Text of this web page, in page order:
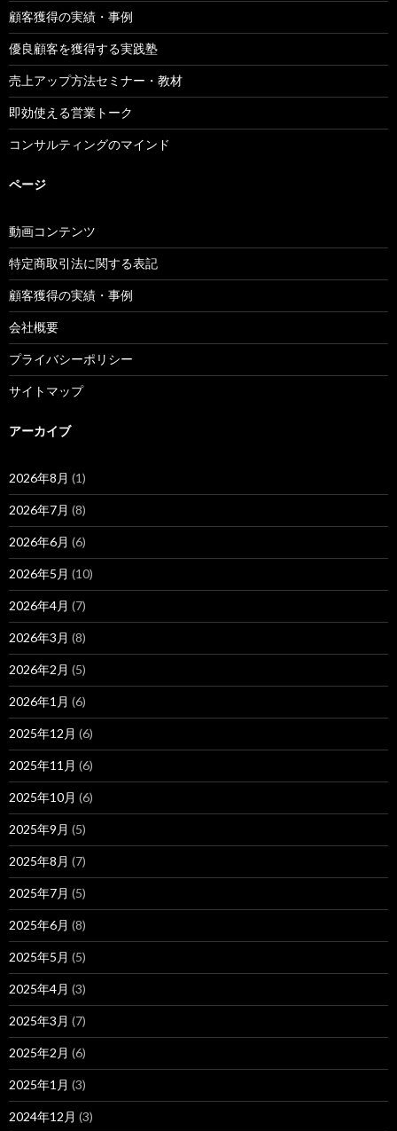
顧客獲得の実績・事例
優良顧客を獲得する実践塾
売上アップ方法セミナー・教材
即効使える営業トーク
コンサルティングのマインド
ページ
動画コンテンツ
特定商取引法に関する表記
顧客獲得の実績・事例
会社概要
プライバシーポリシー
サイトマップ
アーカイブ
2026年8月 (1)
2026年7月 (8)
2026年6月 (6)
2026年5月 (10)
2026年4月 (7)
2026年3月 (8)
2026年2月 (5)
2026年1月 (6)
2025年12月 (6)
2025年11月 (6)
2025年10月 (6)
2025年9月 (5)
2025年8月 (7)
2025年7月 (5)
2025年6月 (8)
2025年5月 (5)
2025年4月 (3)
2025年3月 (7)
2025年2月 (6)
2025年1月 (3)
2024年12月 (3)